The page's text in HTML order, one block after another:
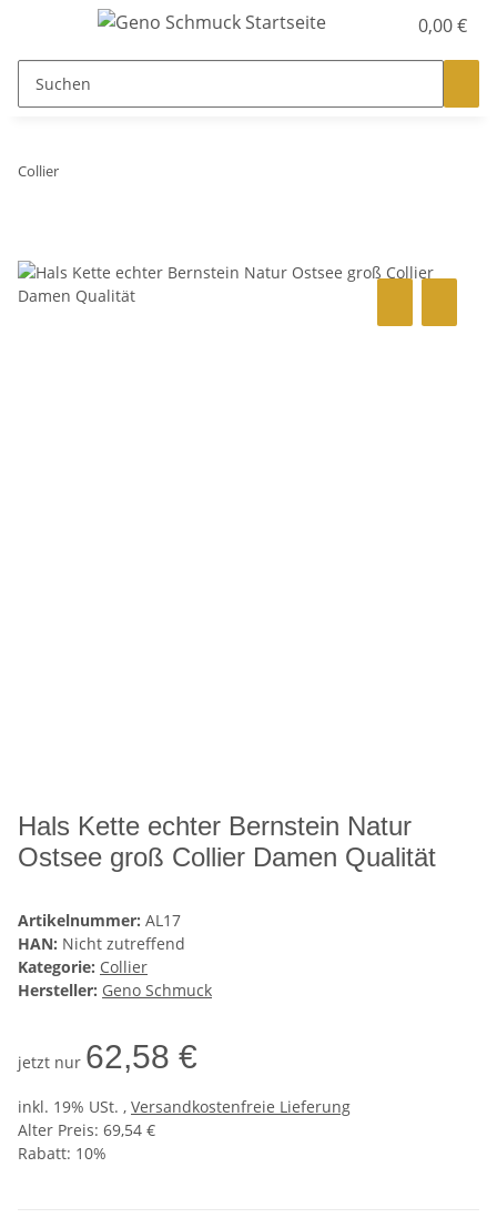
0,00 €
Collier
Hals Kette echter Bernstein Natur
Ostsee groß Collier Damen Qualität
Artikelnummer: AL17
HAN: Nicht zutreffend
Kategorie: Collier
Hersteller: Geno Schmuck
jetzt nur 62,58 €
inkl. 19% USt. , Versandkostenfreie Lieferung
Alter Preis: 69,54 €
Rabatt: 10%